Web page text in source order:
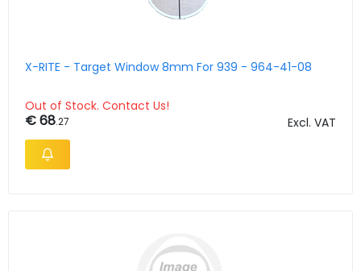
X-RITE - Target Window 8mm For 939 - 964-41-08
Out of Stock. Contact Us!
€ 68.27 Excl. VAT